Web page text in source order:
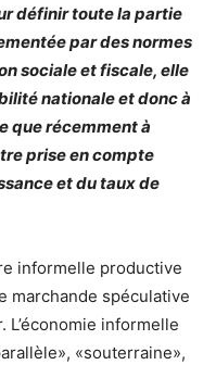
définir toute la partie
par des normes
sociale et fiscale, elle
nationale et donc à
que récemment à
prise en compte
et du taux de
informelle productive
marchande spéculative
informelle
«souterraine»,